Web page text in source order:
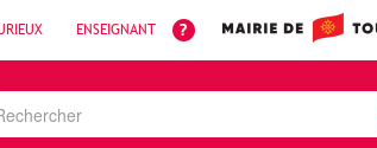
ENSEIGNANT